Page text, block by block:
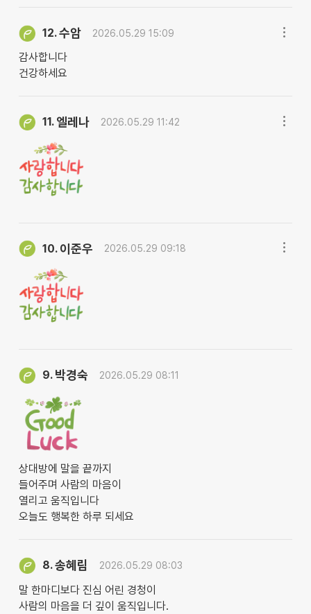
12.수암 2026.05.29 15:09
감사합니다
건강하세요
11. 엘레나 2026.05.29 11:42
10. 이준우 2026.05.29 09:18
9. 박경숙 2026.05.29 08:11
상대방에 말을 끝까지
들어주며 사람의 마음이
열리고 움직입니다
오늘도 행복한 하루 되세요
8.송혜림 2026.05.29 08:03
말 한마디보다 진심 어린 경청이
사람의 마음을 더 깊이 움직입니다.